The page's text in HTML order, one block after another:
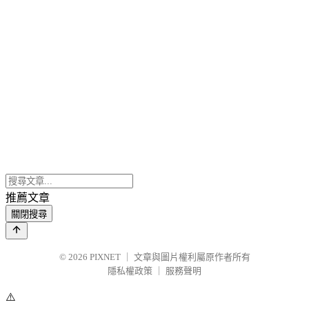
推薦文章
關閉搜尋
© 2026 PIXNET
文章與圖片權利屬原作者所有
隱私權政策
服務聲明
⚠️